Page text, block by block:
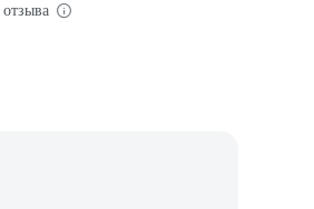
отзыва